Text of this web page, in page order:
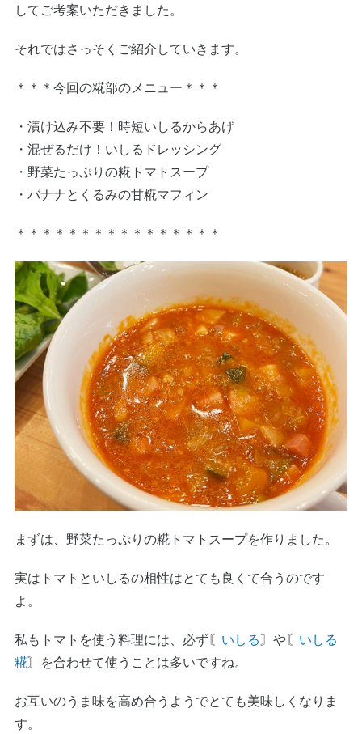
してご考案いただきました。
それではさっそくご紹介していきます。
＊＊＊今回の糀部のメニュー＊＊＊
・漬け込み不要！時短いしるからあげ
・混ぜるだけ！いしるドレッシング
・野菜たっぷりの糀トマトスープ
・バナナとくるみの甘糀マフィン
＊＊＊＊＊＊＊＊＊＊＊＊＊＊＊＊
まずは、野菜たっぷりの糀トマトスープを作りました。
実はトマトといしるの相性はとても良くて合うのです
よ。
私もトマトを使う料理には、必ず〘 いしる〙や〘 いしる
糀〙を合わせて使うことは多いですね。
お互いのうま味を高め合うようでとても美味しくなりま
す。